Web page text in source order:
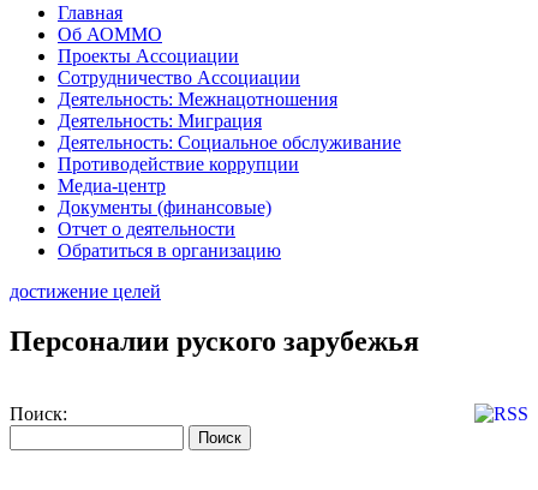
Главная
Об АОММО
Проекты Ассоциации
Сотрудничество Ассоциации
Деятельность: Межнацотношения
Деятельность: Миграция
Деятельность: Социальное обслуживание
Противодействие коррупции
Медиа-центр
Документы (финансовые)
Отчет о деятельности
Обратиться в организацию
достижение целей
Персоналии руского зарубежья
Поиск: